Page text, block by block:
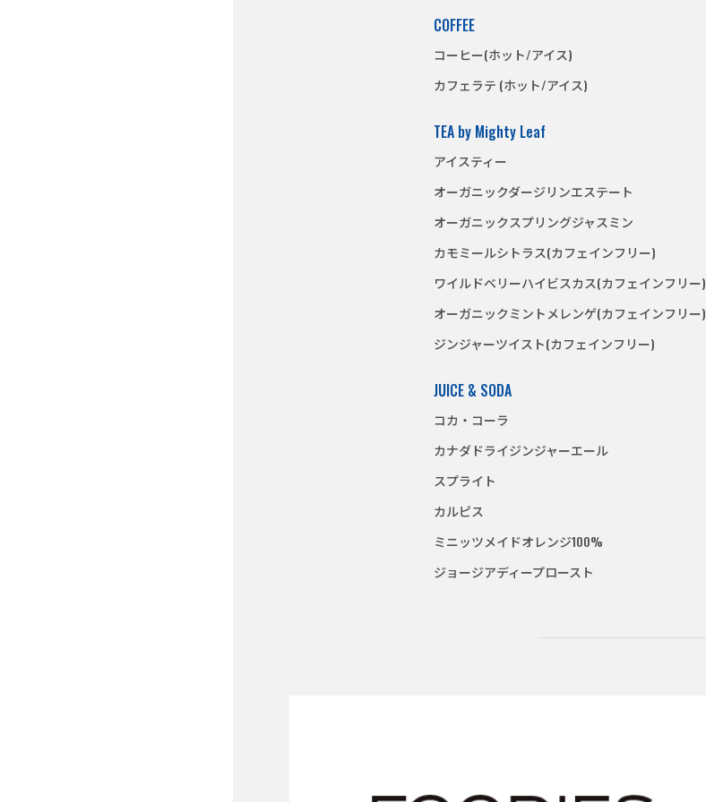
COFFEE
コーヒー(ホット/アイス)
カフェラテ (ホット/アイス)
TEA by Mighty Leaf
アイスティー
オーガニックダージリンエステート
オーガニックスプリングジャスミン
カモミールシトラス(カフェインフリー)
ワイルドベリーハイビスカス(カフェインフリー)
オーガニックミントメレンゲ(カフェインフリー)
ジンジャーツイスト(カフェインフリー)
JUICE & SODA
コカ・コーラ
カナダドライジンジャーエール
スプライト
カルピス
ミニッツメイドオレンジ100%
ジョージアディープロースト